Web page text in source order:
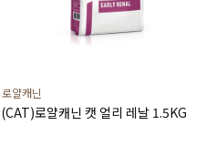
로얄캐닌
(CAT)로얄캐닌 캣 얼리 레날 1.5KG